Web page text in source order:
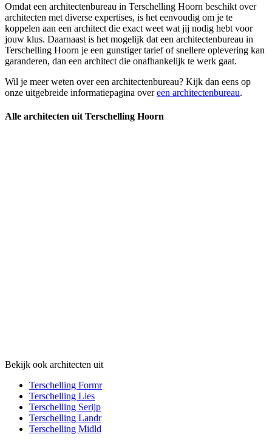
Omdat een architectenbureau in Terschelling Hoorn beschikt over
architecten met diverse expertises, is het eenvoudig om je te
koppelen aan een architect die exact weet wat jij nodig hebt voor
jouw klus. Daarnaast is het mogelijk dat een architectenbureau in
Terschelling Hoorn je een gunstiger tarief of snellere oplevering kan
garanderen, dan een architect die onafhankelijk te werk gaat.
Wil je meer weten over een architectenbureau? Kijk dan eens op
onze uitgebreide informatiepagina overeen architectenbureau.
Alle architecten uit Terschelling Hoorn
Bekijk ook architecten uit
Terschelling Formr
Terschelling Lies
Terschelling Serijp
Terschelling Landr
Terschelling Midld